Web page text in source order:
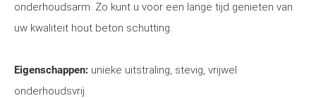
onderhoudsarm. Zo kunt u voor een lange tijd genieten van
uw kwaliteit hout beton schutting.
Eigenschappen: unieke uitstraling, stevig, vrijwel
onderhoudsvrij.